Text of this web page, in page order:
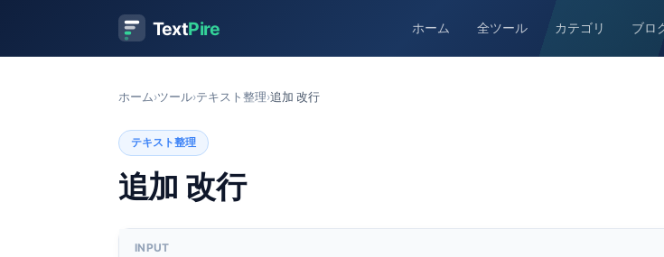
TextPire ホーム 全ツール カテゴリ ブロ
ホーム›ツール›テキスト整理›追加 改行
テキスト整理
追加 改行
INPUT